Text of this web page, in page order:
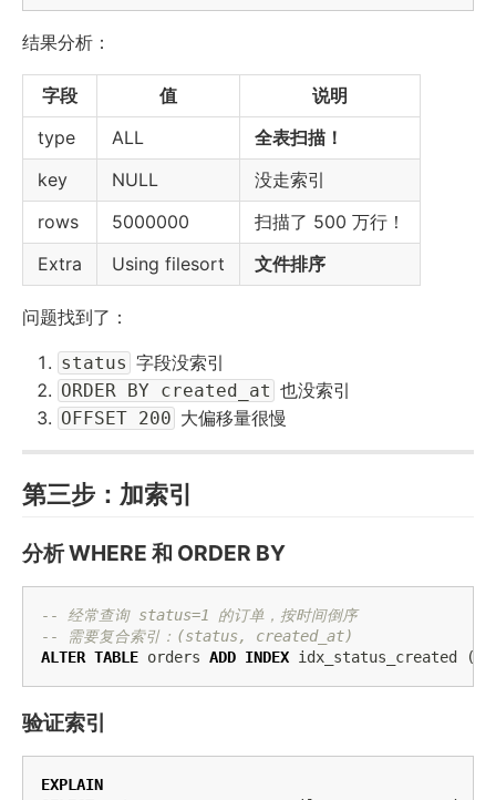
结果分析：
字段 值
说明
type
ALL
全表扫描！
key
NULL
没走索引
rows
5000000
扫描了 500 万行！
Extra
Using filesort 文件排序
问题找到了：
status 字段没索引
ORDER BY created_at 也没索引
OFFSET 200 大偏移量很慢
第三步：加索引
分析 WHERE 和 ORDER BY
-- 经常查询 status=1 的订单，按时间倒序
-- 需要复合索引：(status, created_at)
ALTER TABLE orders ADD INDEX idx_status_created (
验证索引
EXPLAIN